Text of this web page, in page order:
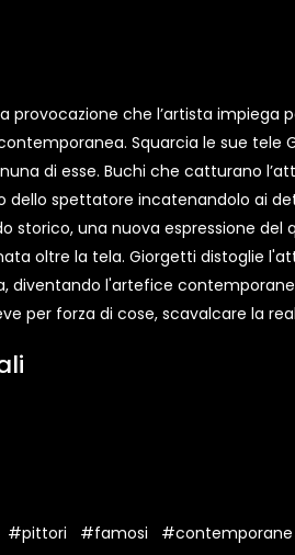
provocazione che l’artista impiega
Squarcia le sue tele
di esse. Buchi che catturano
dello spettatore incatenandolo ai
storico, una nuova espressione del
oltre la tela. Giorgetti distoglie
diventando l'artefice
per forza di cose, scavalcare la
#pittori #famosi #contemporane